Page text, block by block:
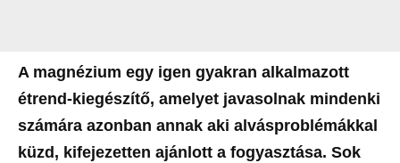
A magnézium egy igen gyakran alkalmazott
étrend-kiegészítő, amelyet javasolnak mindenki
számára azonban annak aki alvásproblémákkal
küzd, kifejezetten ajánlott a fogyasztása. Sok